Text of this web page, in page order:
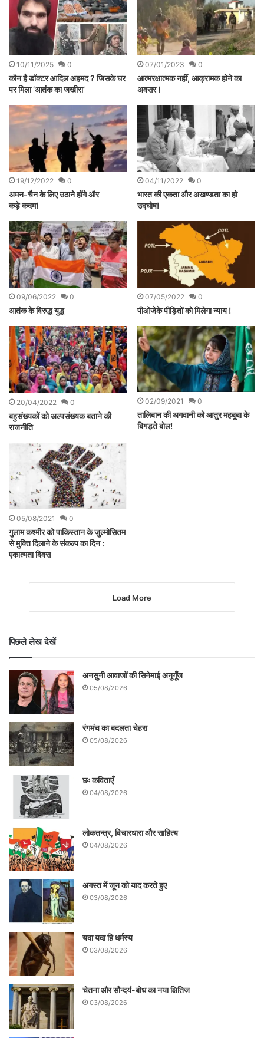
10/11/2025 0
कौन है डॉक्टर आदिल अहमद ? जिसके घर
पर मिला ‘आतंक का जखीरा’
07/01/2023 0
आत्मरक्षात्मक नहीं, आक्रामक होने का
अवसर !
19/12/2022 0
अमन-चैन के लिए उठाने होंगे और
कड़े कदम!
04/11/2022 0
भारत की एकता और अखण्डता का हो
उद्घोष!
09/06/2022 0
आतंक के विरुद्ध युद्ध
07/05/2022 0
पीओजेके पीड़ितों को मिलेगा न्याय !
20/04/2022 0
बहुसंख्यकों को अल्पसंख्यक बताने की
राजनीति
02/09/2021 0
तालिबान की अगवानी को आतुर महबूबा के
बिगड़ते बोल!
05/08/2021 0
गुलाम कश्मीर को पाकिस्तान के जुल्मोसितम
से मुक्ति दिलाने के संकल्प का दिन :
एकात्मता दिवस
Load More
पिछले लेख देखें
अनसुनी आवाजों की सिनेमाई अनुगूँज
05/08/2026
रंगमंच का बदलता चेहरा
05/08/2026
छः कविताएँ
04/08/2026
लोकतन्त्र, विचारधारा और साहित्य
04/08/2026
अगस्त में जून को याद करते हुए
03/08/2026
यदा यदा हि धर्मस्य
03/08/2026
चेतना और सौन्दर्य-बोध का नया क्षितिज
03/08/2026